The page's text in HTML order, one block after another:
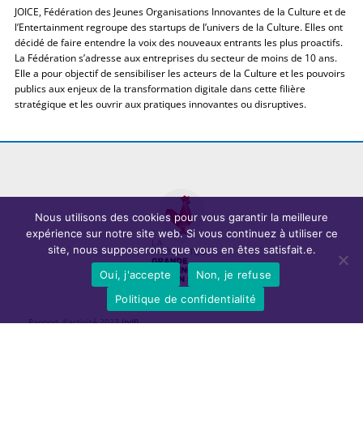
JOICE, Fédération des Jeunes Organisations Innovantes de la Culture et de
l’Entertainment regroupe des startups de l’univers de la Culture. Elles ont
décidé de faire entendre la voix des nouveaux entrants les plus proactifs.
La Fédération s’adresse aux entreprises du secteur de moins de 10 ans.
Elle a pour objectif de sensibiliser les acteurs de la Culture et les pouvoirs
publics aux enjeux de la transformation digitale dans cette filière
stratégique et les ouvrir aux pratiques innovantes ou disruptives.
Rapport d'activité 2023 (pdf)
Nous utilisons des cookies pour vous garantir la meilleure
expérience sur notre site web. Si vous continuez à utiliser ce
site, nous supposerons que vous en êtes satisfait.e.
Oui, j'accepte
Non, je refuse
Politique de confidentialité